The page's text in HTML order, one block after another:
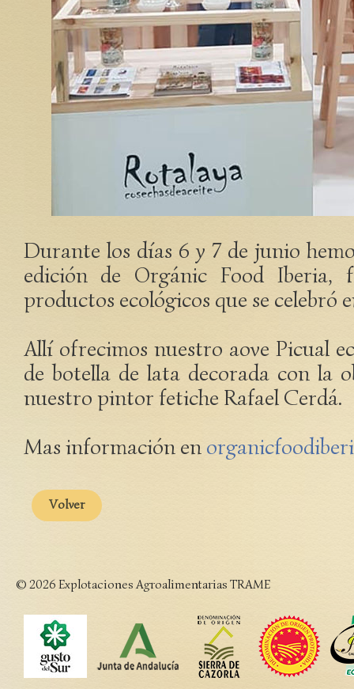
Durante los días 6 y 7 de junio
edición de Orgánic Food Iberia,
productos ecológicos que se celebró
Allí ofrecimos nuestro aove Picual
de botella de lata decorada con la
nuestro pintor fetiche Rafael Cerdá.
Mas información en
Volver
© 2026 Explotaciones Agroalimentarias TRAME